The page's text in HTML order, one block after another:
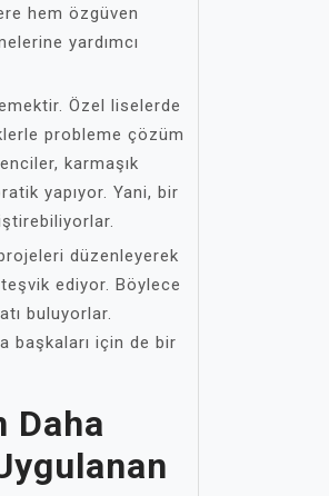
hem özgüven
yardımcı
Özel liselerde
probleme çözüm
karmaşık
yapıyor. Yani, bir
düzenleyerek
ediyor. Böylece
buluyorlar.
başkaları için de bir
Daha